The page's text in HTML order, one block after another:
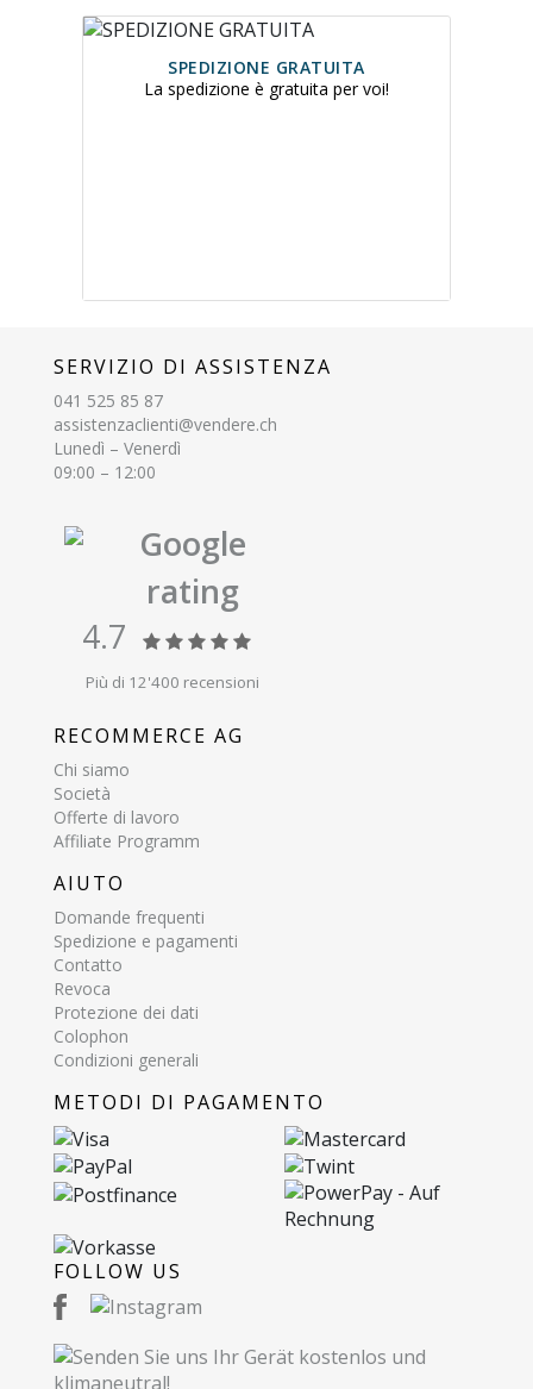
SPEDIZIONE GRATUITA
La spedizione è gratuita per voi!
SERVIZIO DI ASSISTENZA
041 525 85 87
assistenzaclienti@vendere.ch
Lunedì – Venerdì
09:00 – 12:00
Google
rating
4.7
Più di 12'400 recensioni
RECOMMERCE AG
Chi siamo
Società
Offerte di lavoro
Affiliate Programm
AIUTO
Domande frequenti
Spedizione e pagamenti
Contatto
Revoca
Protezione dei dati
Colophon
Condizioni generali
METODI DI PAGAMENTO
FOLLOW US